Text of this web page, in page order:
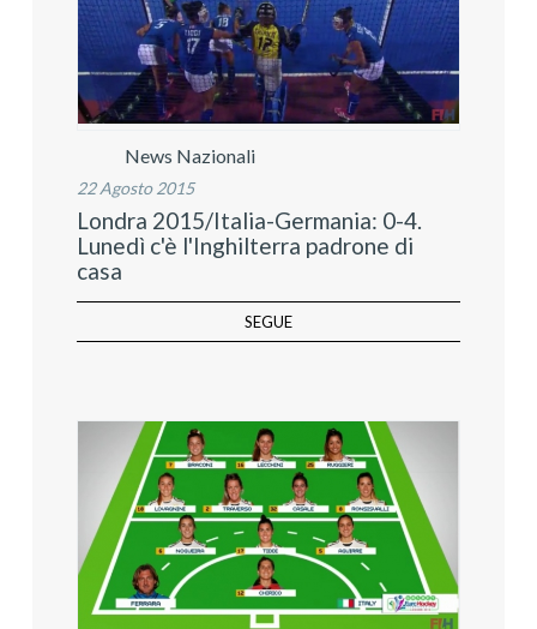
News Nazionali
22 Agosto 2015
Londra 2015/Italia-Germania: 0-4.
Lunedì c'è l'Inghilterra padrone di
casa
SEGUE